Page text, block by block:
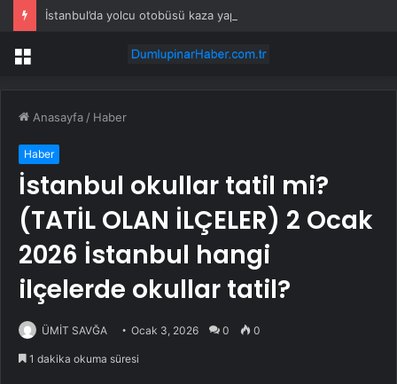
İstanbul’da yolcu otobüsü kaza yaptı: Çok sayıda yaralı var!
Menü
Anasayfa / Haber
Haber
İstanbul okullar tatil mi?
(TATİL OLAN İLÇELER) 2 Ocak
2026 İstanbul hangi
ilçelerde okullar tatil?
ÜMİT SAVĞA Ocak 3, 2026 0 0
1 dakika okuma süresi